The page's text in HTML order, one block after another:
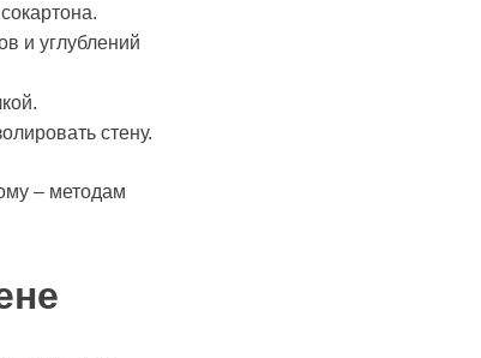
и углублений
стену.
– методам